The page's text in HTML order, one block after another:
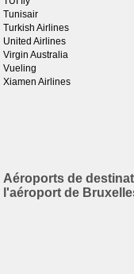
Tunisair
Turkish Airlines
United Airlines
Virgin Australia
Vueling
Xiamen Airlines
Aéroports de
l'aéroport de